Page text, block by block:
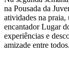
na Pousada da
atividades na praia,
encantador Lugar
experiências e
amizade entre todos.